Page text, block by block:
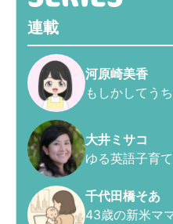
連載
河原崎美香
もしかしてう
大井ミサコ
ゆる英語子育て
千代田橋そあ
43歳の新米マ